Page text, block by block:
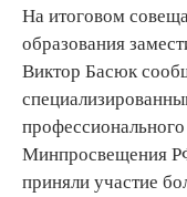
На итоговом
образования
Виктор Басюк
Минпросвещения
приняли участие